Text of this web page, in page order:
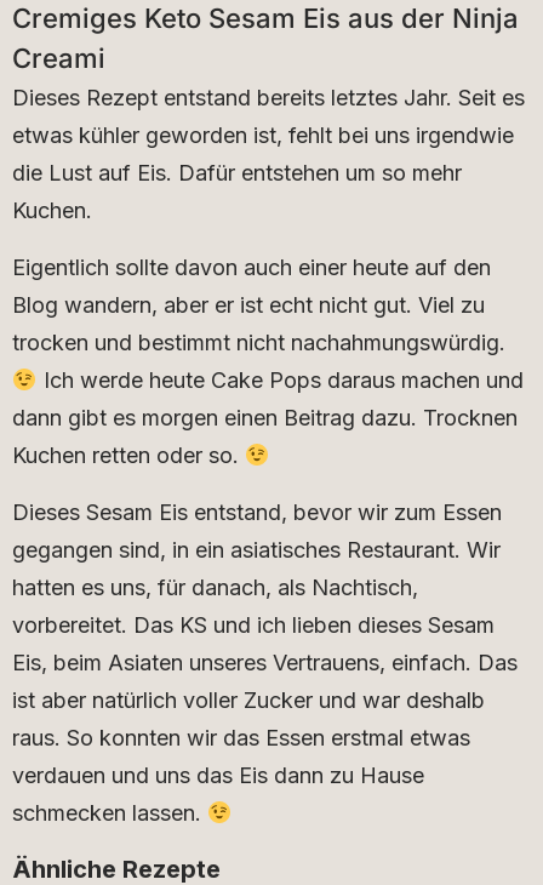
Cremiges Keto Sesam Eis aus der Ninja
Creami
Dieses Rezept entstand bereits letztes Jahr. Seit es
etwas kühler geworden ist, fehlt bei uns irgendwie
die Lust auf Eis. Dafür entstehen um so mehr
Kuchen.
Eigentlich sollte davon auch einer heute auf den
Blog wandern, aber er ist echt nicht gut. Viel zu
trocken und bestimmt nicht nachahmungswürdig.
Ich werde heute Cake Pops daraus machen und
dann gibt es morgen einen Beitrag dazu. Trocknen
Kuchen retten oder so.
Dieses Sesam Eis entstand, bevor wir zum Essen
gegangen sind, in ein asiatisches Restaurant. Wir
hatten es uns, für danach, als Nachtisch,
vorbereitet. Das KS und ich lieben dieses Sesam
Eis, beim Asiaten unseres Vertrauens, einfach. Das
ist aber natürlich voller Zucker und war deshalb
raus. So konnten wir das Essen erstmal etwas
verdauen und uns das Eis dann zu Hause
schmecken lassen.
Ähnliche Rezepte